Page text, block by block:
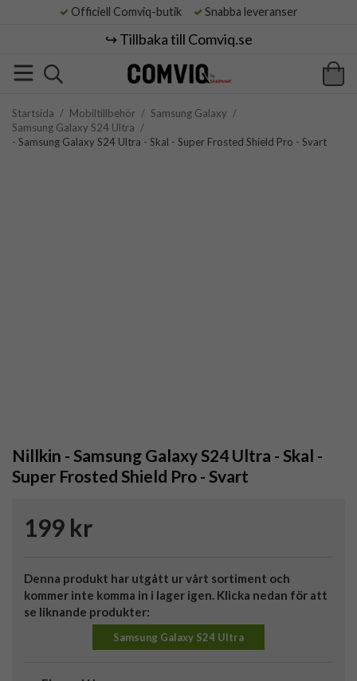
Officiell Comviq-butik Snabba leveranser
↪️ Tillbaka till Comviq.se
Startsida / Mobiltillbehör / Samsung Galaxy /
Samsung Galaxy S24 Ultra /
- Samsung Galaxy S24 Ultra - Skal - Super Frosted Shield Pro - Svart
Nillkin - Samsung Galaxy S24 Ultra - Skal -
Super Frosted Shield Pro - Svart
199 kr
Denna produkt har utgått ur vårt sortiment och
kommer inte komma in i lager igen. Klicka nedan för att
se liknande produkter:
Samsung Galaxy S24 Ultra